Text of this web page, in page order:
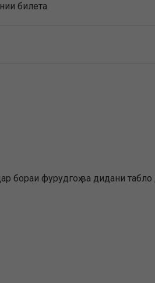
билета.
бораи фурудгоҳ ва дидани табло